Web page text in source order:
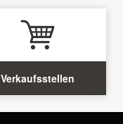
Verkaufsstellen